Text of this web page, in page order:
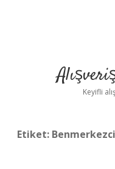
Keyifli
Etiket: